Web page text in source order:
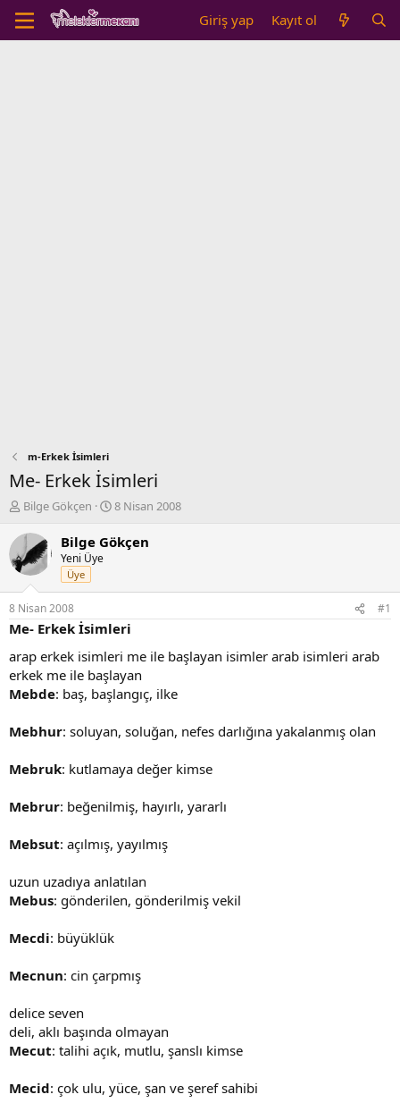
Giriş yap Kayıt ol
m-Erkek İsimleri
Me- Erkek İsimleri
K
n
b
u
y
u
b
a
l
a
t
n
Bilge Gökçen
B
ş
ı
ç
a
r
i
i
8 Nisan 2008
Bilge Gökçen
Yeni Üye
Üye
8 Nisan 2008 #1
Me- Erkek İsimleri
arap erkek isimleri me ile başlayan isimler arab isimleri arab
erkek me ile başlayan
Mebde: baş, başlangıç, ilke
Mebhur: soluyan, soluğan, nefes darlığına yakalanmış olan
Mebruk: kutlamaya değer kimse
Mebrur: beğenilmiş, hayırlı, yararlı
Mebsut: açılmış, yayılmış
uzun uzadıya anlatılan
Mebus: gönderilen, gönderilmiş vekil
Mecdi: büyüklük
Mecnun: cin çarpmış
delice seven
deli, aklı başında olmayan
Mecut: talihi açık, mutlu, şanslı kimse
Mecid: çok ulu, yüce, şan ve şeref sahibi